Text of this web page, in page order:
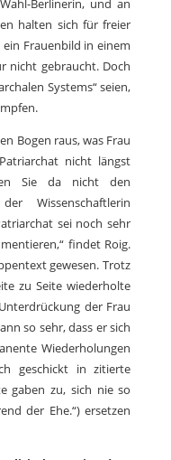
Berlinerin, und an
halten sich für freier
Frauenbild in einem
nicht gebraucht. Doch
Systems“ seien,
Bogen raus, was Frau
nicht längst
Sie da nicht den
Wissenschaftlerin
sei noch sehr
findet Roig.
gewesen. Trotz
zu Seite wiederholte
der Frau
so sehr, dass er sich
Wiederholungen
geschickt in zitierte
gaben zu, sich nie so
der Ehe.“) ersetzen